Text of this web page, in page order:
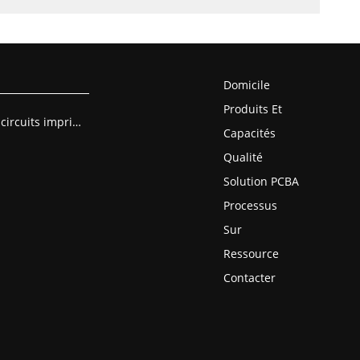
Assemblage de circuits imprimés
Domicile
Produits Et
Capacités
Qualité
Solution PCBA
Processus
Sur
Ressource
Contacter